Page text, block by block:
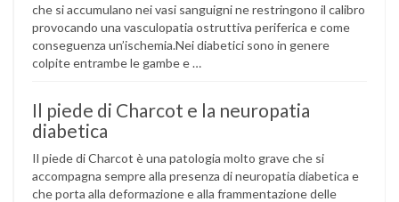
che si accumulano nei vasi sanguigni ne restringono il calibro
provocando una vasculopatia ostruttiva periferica e come
conseguenza un’ischemia.Nei diabetici sono in genere
colpite entrambe le gambe e …
Il piede di Charcot e la neuropatia
diabetica
Il piede di Charcot è una patologia molto grave che si
accompagna sempre alla presenza di neuropatia diabetica e
che porta alla deformazione e alla frammentazione delle